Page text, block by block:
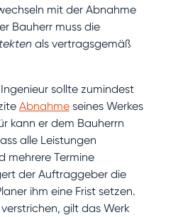
mit der Abnahme
Bauherr muss die
als vertragsgemäß
sollte zumindest
Abnahmeseines Werkes
kann er dem Bauherrn
alle Leistungen
mehrere Termine
der Auftraggeber die
ihm eine Frist setzen.
gilt das Werk